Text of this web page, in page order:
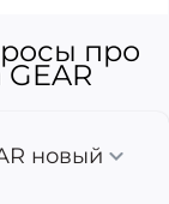
про
новый